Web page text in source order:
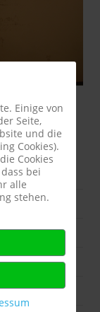
blieb
Einige von
Seite,
und die
Cookies).
Cookies
bei
alle
stehen.